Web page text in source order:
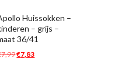
Huissokken –
– grijs –
36/41
7,99Oorspronkelijke
€7,83Huidige